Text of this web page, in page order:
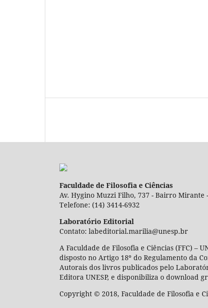
Faculdade de Filosofia e Ciências
Av. Hygino Muzzi Filho, 737 - Bairro Mirante
Telefone: (14) 3414-6932
Laboratório Editorial
Contato: labeditorial.marilia@unesp.br
A Faculdade de Filosofia e Ciências (FFC) –
disposto no Artigo 18º do Regulamento da
Autorais dos livros publicados pelo
Editora UNESP, e disponibiliza o download
Copyright © 2018, Faculdade de Filosofia e